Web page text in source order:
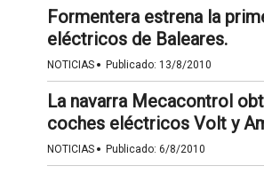
Formentera estrena la
eléctricos de Baleares.
NOTICIAS · Publicado: 13/8/2010
La navarra Mecacontrol
coches eléctricos Volt y
NOTICIAS · Publicado: 6/8/2010